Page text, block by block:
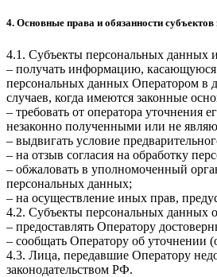
4. Основные права и обязанности
4.1. Субъекты персональных данных
– получать информацию, касающуюся
персональных данных Оператором в
случаев, когда имеются законные
– требовать от оператора
незаконно полученными или не
– выдвигать условие
– на отзыв согласия на обработку
– обжаловать в уполномоченный
персональных данных;
– на осуществление иных прав,
4.2. Субъекты персональных данных
– предоставлять Оператору
– сообщать Оператору об уточнении
4.3. Лица, передавшие Оператору
законодательством РФ.